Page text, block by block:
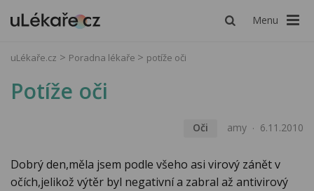
Menu
uLékaře.cz Poradna lékaře potíže oči
Potíže oči
Oči amy 6.11.2010
Dobrý den,měla jsem podle všeho asi virový zánět v
očích,jelikož výtěr byl negativní a zabral až antivirový